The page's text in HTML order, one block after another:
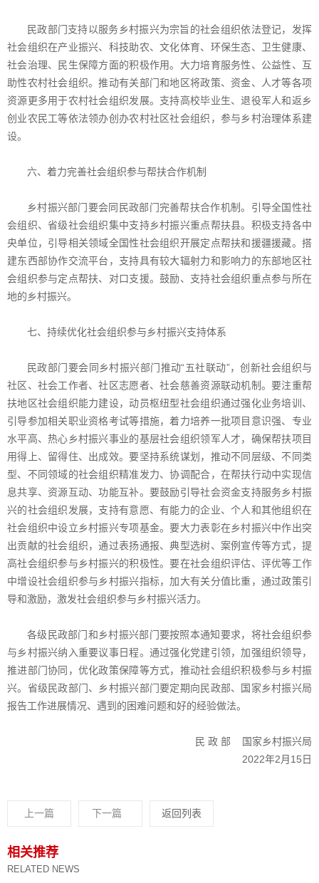
民政部门支持以服务乡村振兴为宗旨的社会组织依法登记，发挥
社会组织在产业振兴、科技助农、文化体育、环保生态、卫生健康、
社会治理、民生保障方面的积极作用。大力培育服务性、公益性、互
助性农村社会组织。推动有关部门和地区将政策、资金、人才等各项
资源更多用于农村社会组织发展。支持高校毕业生、退役军人和返乡
创业农民工等依法领办创办农村社区社会组织，参与乡村治理体系建
设。
六、着力完善社会组织参与帮扶合作机制
乡村振兴部门要会同民政部门完善帮扶合作机制。引导全国性社
会组织、省级社会组织集中支持乡村振兴重点帮扶县。积极支持各中
央单位，引导相关领域全国性社会组织开展定点帮扶和援疆援藏。搭
建东西部协作交流平台，支持具有较大辐射力和影响力的东部地区社
会组织参与定点帮扶、对口支援。鼓励、支持社会组织重点参与所在
地的乡村振兴。
七、持续优化社会组织参与乡村振兴支持体系
民政部门要会同乡村振兴部门推动“五社联动”，创新社会组织与
社区、社会工作者、社区志愿者、社会慈善资源联动机制。要注重帮
扶地区社会组织能力建设，动员枢纽型社会组织通过强化业务培训、
引导参加相关职业资格考试等措施，着力培养一批项目意识强、专业
水平高、热心乡村振兴事业的基层社会组织领军人才，确保帮扶项目
用得上、留得住、出成效。要坚持系统谋划，推动不同层级、不同类
型、不同领域的社会组织精准发力、协调配合，在帮扶行动中实现信
息共享、资源互动、功能互补。要鼓励引导社会资金支持服务乡村振
兴的社会组织发展，支持有意愿、有能力的企业、个人和其他组织在
社会组织中设立乡村振兴专项基金。要大力表彰在乡村振兴中作出突
出贡献的社会组织，通过表扬通报、典型选树、案例宣传等方式，提
高社会组织参与乡村振兴的积极性。要在社会组织评估、评优等工作
中增设社会组织参与乡村振兴指标，加大有关分值比重，通过政策引
导和激励，激发社会组织参与乡村振兴活力。
各级民政部门和乡村振兴部门要按照本通知要求，将社会组织参
与乡村振兴纳入重要议事日程。通过强化党建引领，加强组织领导，
推进部门协同，优化政策保障等方式，推动社会组织积极参与乡村振
兴。省级民政部门、乡村振兴部门要定期向民政部、国家乡村振兴局
报告工作进展情况、遇到的困难问题和好的经验做法。
民 政 部 国家乡村振兴局
2022年2月15日
上一篇 下一篇 返回列表
相关推荐
RELATED NEWS